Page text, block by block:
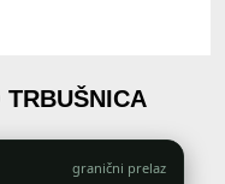
granični prelaz